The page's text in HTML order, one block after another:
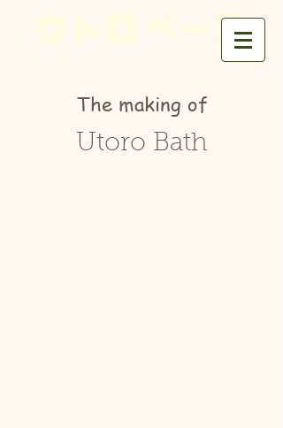
The making of
Utoro Bath